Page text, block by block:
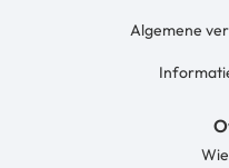
Algemene